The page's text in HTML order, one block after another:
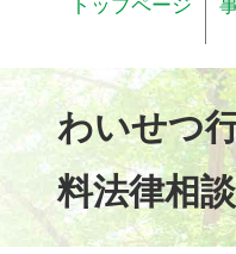
わいせつ
料法律相談